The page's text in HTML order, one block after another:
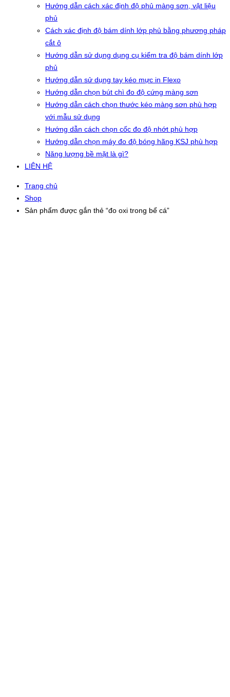
Hướng dẫn cách xác định độ phủ màng sơn, vật liệu
phủ
Cách xác định độ bám dính lớp phủ bằng phương pháp
cắt ô
Hướng dẫn sử dụng dụng cụ kiểm tra độ bám dính lớp
phủ
Hướng dẫn sử dụng tay kéo mực in Flexo
Hướng dẫn chọn bút chì đo độ cứng màng sơn
Hướng dẫn cách chọn thước kéo màng sơn phù hợp
với mẫu sử dụng
Hướng dẫn cách chọn cốc đo độ nhớt phù hợp
Hướng dẫn chọn máy đo độ bóng hãng KSJ phù hợp
Năng lượng bề mặt là gì?
LIÊN HỆ
Trang chủ
Shop
Sản phẩm được gắn thẻ “đo oxi trong bể cá”